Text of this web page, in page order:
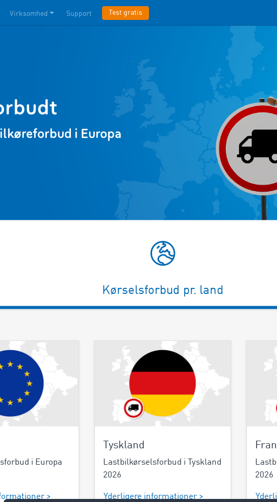
Virksomhed Support Test gratis
i Europa
Kørselsforbud pr. land
i Europa
>
Tyskland
Lastbilkørselsforbud i Tyskland
2026
Yderligere informationer >
2026